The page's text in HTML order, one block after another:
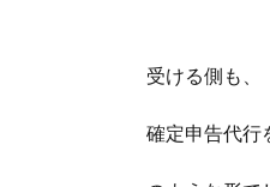
受ける側も、
確定申告代行